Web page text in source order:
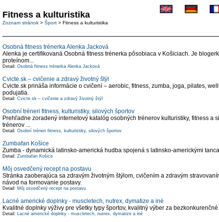
Fitness a kulturistika
Zoznam stránok > Šport > Fitness a kulturistika
Osobná fitness trénerka Alenka Jacková
Alenka je certifikovaná Osobná fitness trénerka pôsobiaca v Košiciach. Je
proteínom...
Detail: Osobná fitness trénerka Alenka Jacková
Cvicte.sk – cvičenie a zdravý životný štýl
Cvicte.sk prináša informácie o cvičení – aerobic, fitness, zumba, joga, pilates,
podujatia.
Detail: Cvicte.sk – cvičenie a zdravý životný štýl
Osobní tréneri fitness, kulturistiky, silových športov
Prehľadne zoradený internetový katalóg osobných trénerov kulturistiky, fitness
trénerov ...
Detail: Osobní tréneri fitness, kulturistiky, silových športov
Zumbafan Košice
Zumba - dynamická latinsko-americká hudba spojená s latinsko-americkými
Detail: Zumbafan Košice
Môj osvedčený recept na postavu
Stránka zaoberajúca sa zdravým životným štýlom, cvičením a zdravým
návod na formovanie postavy.
Detail: Môj osvedčený recept na postavu
Lacné americké doplnky - muscletech, nutrex, dymatize a iné
Kvalitné doplnky výživy pre všetky typy športov, kvalitný výber za
Detail: Lacné americké doplnky - muscletech, nutrex, dymatize a iné